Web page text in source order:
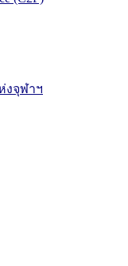
จุฬาฯ